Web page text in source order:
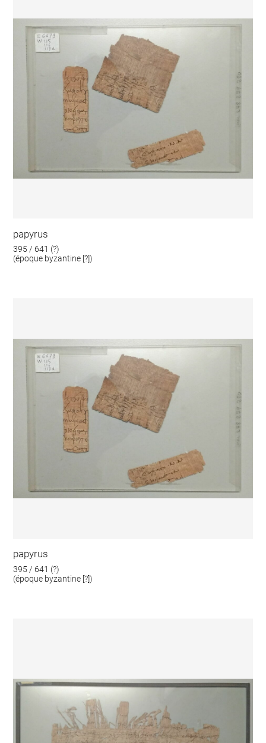
papyrus
395 / 641 (?)
(époque byzantine [?])
papyrus
395 / 641 (?)
(époque byzantine [?])